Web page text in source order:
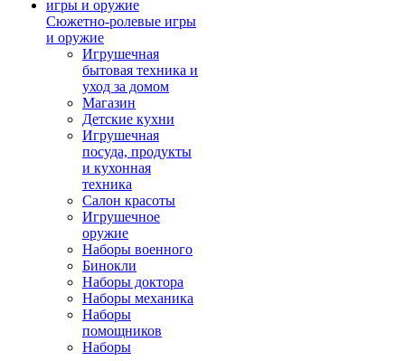
Сюжетно-ролевые игры
и оружие
Игрушечная
бытовая техника и
уход за домом
Магазин
Детские кухни
Игрушечная
посуда, продукты
и кухонная
техника
Салон красоты
Игрушечное
оружие
Наборы военного
Бинокли
Наборы доктора
Наборы механика
Наборы
помощников
Наборы